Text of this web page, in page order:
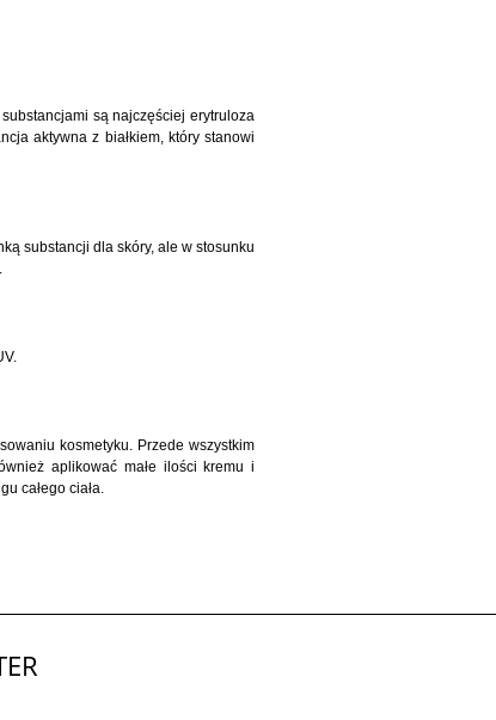
są najczęściej erytruloza
aktywna z białkiem, który stanowi
substancji dla skóry, ale w stosunku
kosmetyku. Przede wszystkim
aplikować małe ilości kremu i
całego ciała.